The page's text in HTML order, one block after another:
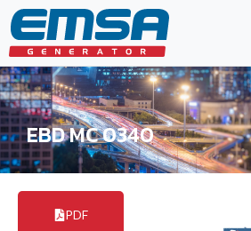
EBD MC 0340
PDF